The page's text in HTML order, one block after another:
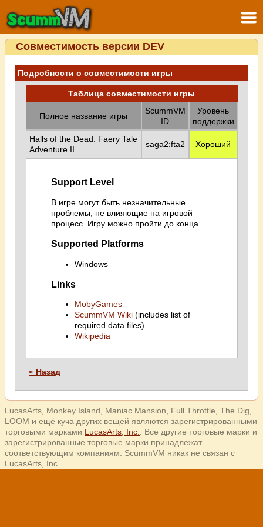
Совместимость версии DEV
Подробности о совместимости игры
Таблица совместимости игры
Полное название игры
ScummVM
ID
Уровень
поддержки
Halls of the Dead: Faery Tale
Adventure II
saga2:fta2 Хороший
Support Level
В игре могут быть незначительные
проблемы, не влияющие на игровой
процесс. Игру можно пройти до конца.
Supported Platforms
Windows
Links
MobyGames
ScummVM Wiki(includes list of
required data files)
Wikipedia
« Назад
LucasArts, Monkey Island, Maniac Mansion, Full Throttle, The Dig,
LOOM и ещё куча других вещей являются зарегистрированными
торговыми марками LucasArts, Inc.
. Все другие торговые марки и
зарегистрированные торговые марки принадлежат
соответствующим компаниям. ScummVM никак не связан с
LucasArts, Inc.